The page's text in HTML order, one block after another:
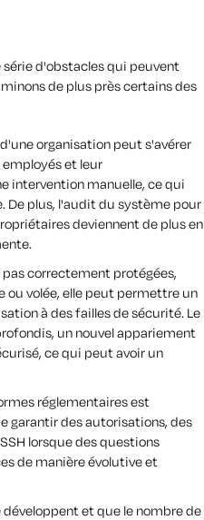
série d'obstacles qui peuvent
de plus près certains des
organisation peut s'avérer
et leur
intervention manuelle, ce qui
De plus, l'audit du système pour
deviennent de plus en
pas correctement protégées,
ou volée, elle peut permettre un
à des failles de sécurité. Le
un nouvel appariement
ce qui peut avoir un
réglementaires est
garantir des autorisations, des
lorsque des questions
de manière évolutive et
et que le nombre de